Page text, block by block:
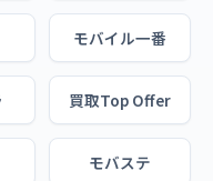
モバイル一番
買取Top Offer
モバステ